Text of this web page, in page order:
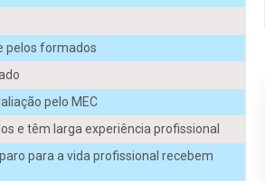
pelos formados
pelo MEC
e têm larga experiência profissional
para a vida profissional recebem